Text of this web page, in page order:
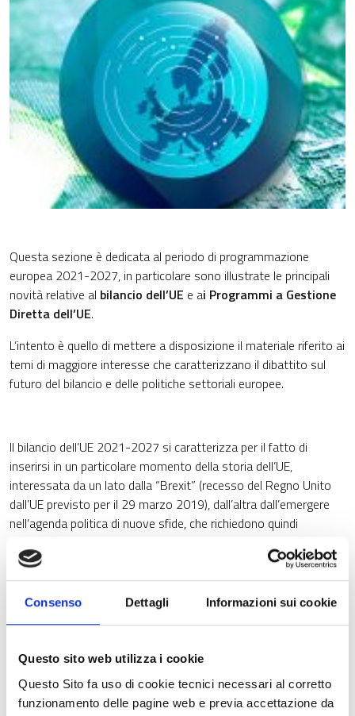
Consenso Dettagli Informazioni sui cookie
Questo sito web utilizza i cookie
Questo Sito fa uso di cookie tecnici necessari al corretto
funzionamento delle pagine web e previa accettazione da
Questa sezione è dedicata al periodo di programmazione
europea 2021-2027, in particolare sono illustrate le principali
novità relative al bilancio dell’UE e ai Programmi a Gestione
Diretta dell’UE.
L’intento è quello di mettere a disposizione il materiale riferito ai
temi di maggiore interesse che caratterizzano il dibattito sul
futuro del bilancio e delle politiche settoriali europee.
Il bilancio dell’UE 2021-2027 si caratterizza per il fatto di
inserirsi in un particolare momento della storia dell’UE,
interessata da un lato dalla “Brexit” (recesso del Regno Unito
dall’UE previsto per il 29 marzo 2019), dall’altra dall’emergere
nell’agenda politica di nuove sfide, che richiedono quindi
La Commissione europea ha presentato, il 2 maggio 2018, un
pacchetto di misure nelle quali era stato delineato il
Quadro
finanziario pluriennale dell’UE per il periodo 2021-2027 (Multi
Annual Financial Framework for 2021-2027), che presenta
alcune novità nel riparto delle risorse, alla luce delle nuove
esigenze e sfide da affrontare. In particolare, l'innalzamento dei
livelli di finanziamento nei settori considerati prioritari e ad alto
valore aggiunto europeo: